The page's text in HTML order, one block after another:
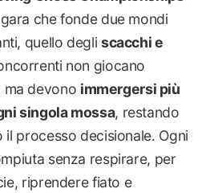
che fonde due mondi
quello degli scacchi e
non giocano
ma devono immergersi più
singola mossa, restando
il processo decisionale. Ogni
senza respirare, per
riprendere fiato e